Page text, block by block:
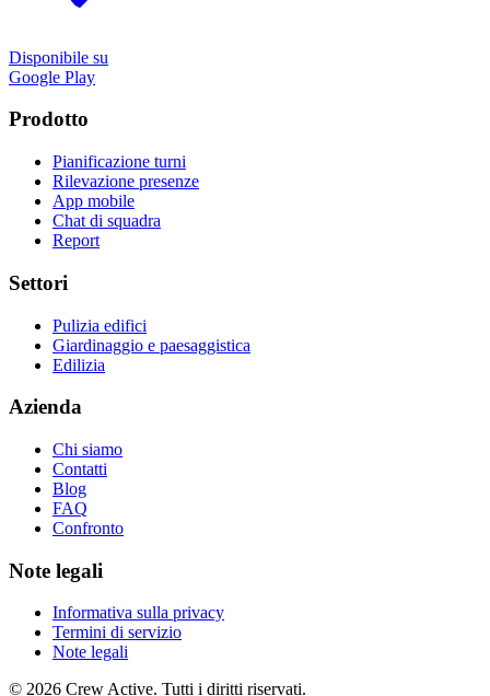
Disponibile su
Google Play
Prodotto
Pianificazione turni
Rilevazione presenze
App mobile
Chat di squadra
Report
Settori
Pulizia edifici
Giardinaggio e paesaggistica
Edilizia
Azienda
Chi siamo
Contatti
Blog
FAQ
Confronto
Note legali
Informativa sulla privacy
Termini di servizio
Note legali
© 2026 Crew Active. Tutti i diritti riservati.